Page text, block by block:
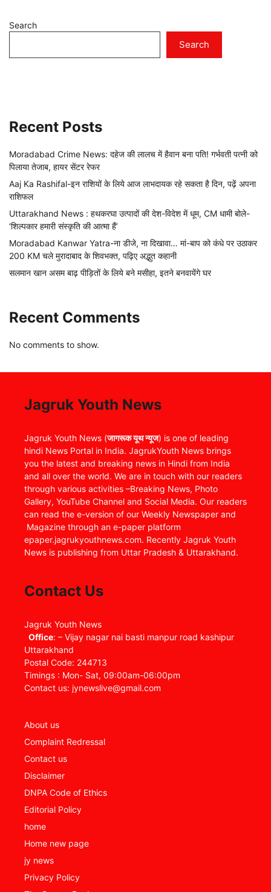
Search
Search
Recent Posts
Moradabad Crime News: दहेज की लालच में हैवान बना पति! गर्भवती पत्नी को
पिलाया तेजाब, हायर सेंटर रेफर
Aaj Ka Rashifal-इन राशियों के लिये आज लाभदायक रहे सकता है दिन, पढ़ें अपना
राशिफल
Uttarakhand News : हथकरघा उत्पादों की देश-विदेश में धूम, CM धामी बोले-
‘शिल्पकार हमारी संस्कृति की आत्मा हैं’
Moradabad Kanwar Yatra-ना डीजे, ना दिखावा… मां-बाप को कंधे पर उठाकर
200 KM चले मुरादाबाद के शिवभक्त, पढ़िए अद्भुत कहानी
सलमान खान असम बाढ़ पीड़ितों के लिये बने मसीहा, इतने बनवायेंगे घर
Recent Comments
No comments to show.
Jagruk Youth News
Jagruk Youth News (जागरूक यूथ न्यूज) is one of leading
hindi News Portal in India. JagrukYouth News brings
you the latest and breaking news in Hindi from India
and all over the world. We are in touch with our readers
through various activities –Breaking News, Photo
Gallery, YouTube Channel and Social Media. Our readers
can read the e-version of our Weekly Newspaper and
Magazine through an e-paper platform
epaper.jagrukyouthnews.com. Recently Jagruk Youth
News is publishing from Uttar Pradesh & Uttarakhand.
Contact Us
Jagruk Youth News
Office: – Vijay nagar nai basti manpur road kashipur
Uttarakhand
Postal Code: 244713
Timings : Mon- Sat, 09:00am-06:00pm
Contact us: jynewslive@gmail.com
About us
Complaint Redressal
Contact us
Disclaimer
DNPA Code of Ethics
Editorial Policy
home
Home new page
jy news
Privacy Policy